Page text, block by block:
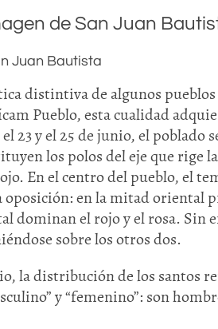
de San Juan
Juan Bautista
distintiva de algunos
Pueblo, esta cualidad
23 y el 25 de junio, el
los polos del eje que rige
En el centro del pueblo, el
oposición: en la mitad oriental
dominan el rojo y el rosa. Sin
sobre los otros dos.
la distribución de los santos
y “femenino”: son